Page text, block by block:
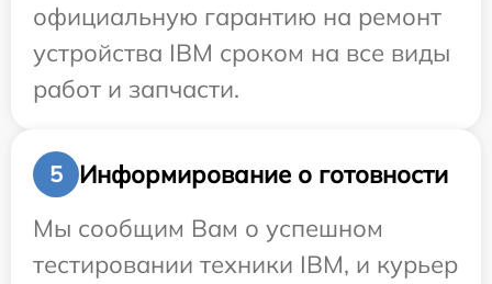
официальную гарантию на ремонт
устройства IBM сроком на все виды
работ и запчасти.
5
Информирование о готовности
Мы сообщим Вам о успешном
тестировании техники IBM, и курьер